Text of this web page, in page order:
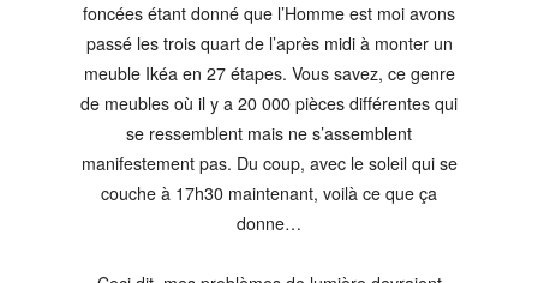
foncées étant donné que l’Homme est moi avons
passé les trois quart de l’après midi à monter un
meuble Ikéa en 27 étapes. Vous savez, ce genre
de meubles où il y a 20 000 pièces différentes qui
se ressemblent mais ne s’assemblent
manifestement pas. Du coup, avec le soleil qui se
couche à 17h30 maintenant, voilà ce que ça
donne…